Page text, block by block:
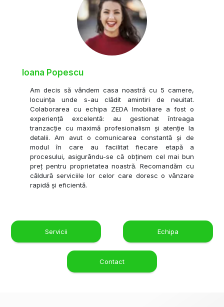
Ioana Popescu
Am decis să vândem casa noastră cu 5 camere,
locuința unde s-au clădit amintiri de neuitat.
Colaborarea cu echipa ZEDA Imobiliare a fost o
experiență excelentă: au gestionat întreaga
tranzacție cu maximă profesionalism și atenție la
detalii. Am avut o comunicarea constantă și de
modul în care au facilitat fiecare etapă a
procesului, asigurându-se că obținem cel mai bun
preț pentru proprietatea noastră. Recomandăm cu
căldură serviciile lor celor care doresc o vânzare
rapidă și eficientă.
Servicii Echipa
Contact